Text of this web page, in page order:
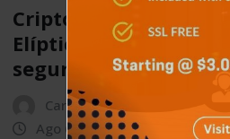
Criptografía de Curva
Elíptica (ECC): Más
seguridad
Carlos Conde
Ago 6, 2026